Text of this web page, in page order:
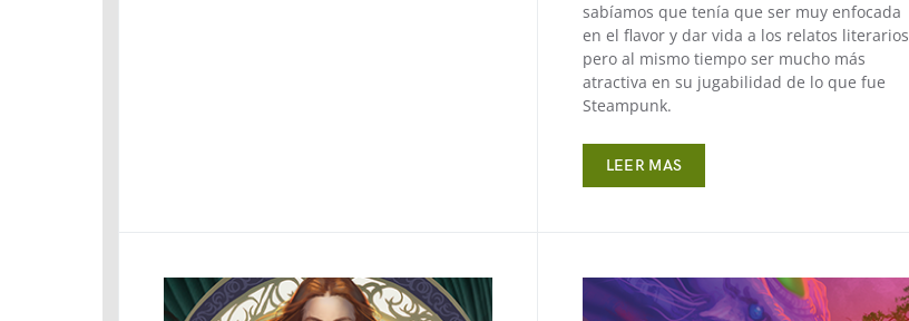
sabíamos que tenía que ser muy enfocada
en el flavor y dar vida a los relatos literarios
pero al mismo tiempo ser mucho más
atractiva en su jugabilidad de lo que fue
Steampunk.
LEER MAS